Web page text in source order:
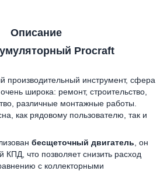
Описание
Procraft
производительный инструмент, сфера
широка: ремонт, строительство,
различные монтажные работы.
как рядовому пользователю, так и
бесщеточный двигатель , он
КПД, что позволяет снизить расход
с коллекторными